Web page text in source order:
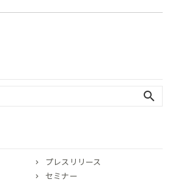
search
プレスリリース
セミナー